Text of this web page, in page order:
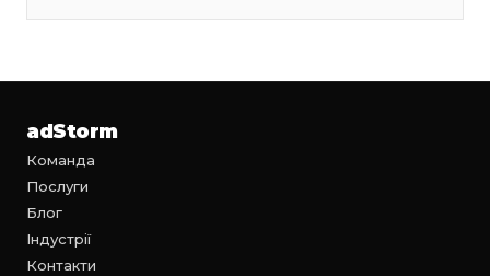
adStorm
Команда
Послуги
Блог
Індустрії
Контакти